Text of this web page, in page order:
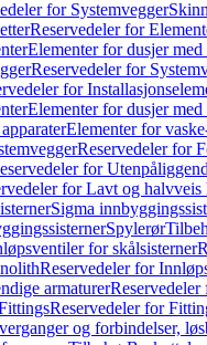
for Systemvegger
Reservedeler for
Elementer for dusjer
Reservedeler for
for
Elementer for dusjer
Elementer for
Reservedeler for
for
for Lavt og halvveis
Sigma
Spylerør
for skålsisterner
Reservedeler for
armaturer
Reservedeler for
og forbindelser,